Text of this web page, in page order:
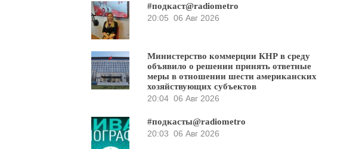
#подкаст@radiometro
20:05 06 Авг 2026
Министерство коммерции КНР в среду
объявило о решении принять ответные
меры в отношении шести американских
хозяйствующих субъектов
20:04 06 Авг 2026
#подкасты@radiometro
20:03 06 Авг 2026